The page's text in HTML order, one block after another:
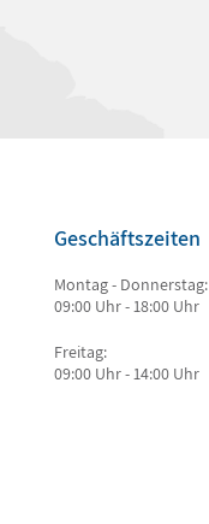
Geschäftszeiten
Montag - Donnerstag:
09:00 Uhr - 18:00 Uhr
Freitag:
09:00 Uhr - 14:00 Uhr